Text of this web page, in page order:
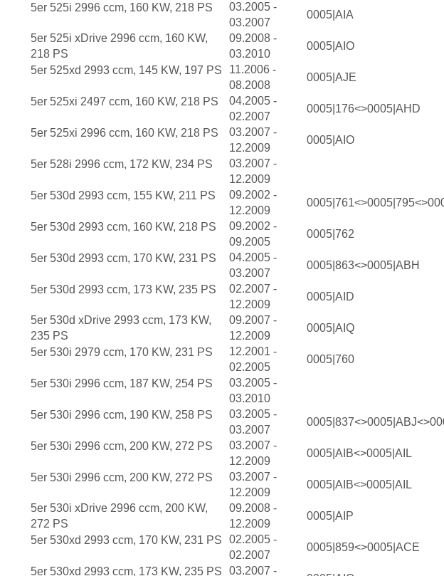
5er 525i 2996 ccm, 160 KW, 218 PS
03.2005 -
03.2007
0005|AIA
5er 525i xDrive 2996 ccm, 160 KW,
218 PS
09.2008 -
03.2010
0005|AIO
5er 525xd 2993 ccm, 145 KW, 197 PS
11.2006 -
08.2008
0005|AJE
5er 525xi 2497 ccm, 160 KW, 218 PS
04.2005 -
02.2007
0005|176<>0005|AHD
5er 525xi 2996 ccm, 160 KW, 218 PS
03.2007 -
12.2009
0005|AIO
5er 528i 2996 ccm, 172 KW, 234 PS
03.2007 -
12.2009
5er 530d 2993 ccm, 155 KW, 211 PS
09.2002 -
12.2009
5er 530d 2993 ccm, 160 KW, 218 PS
09.2002 -
09.2005
0005|762
5er 530d 2993 ccm, 170 KW, 231 PS
04.2005 -
03.2007
0005|863<>0005|ABH
5er 530d 2993 ccm, 173 KW, 235 PS
02.2007 -
12.2009
0005|AID
5er 530d xDrive 2993 ccm, 173 KW,
235 PS
09.2007 -
12.2009
0005|AIQ
5er 530i 2979 ccm, 170 KW, 231 PS
12.2001 -
02.2005
0005|760
5er 530i 2996 ccm, 187 KW, 254 PS
03.2005 -
03.2010
5er 530i 2996 ccm, 190 KW, 258 PS
03.2005 -
03.2007
5er 530i 2996 ccm, 200 KW, 272 PS
03.2007 -
12.2009
0005|AIB<>0005|AIL
5er 530i 2996 ccm, 200 KW, 272 PS
03.2007 -
12.2009
0005|AIB<>0005|AIL
5er 530i xDrive 2996 ccm, 200 KW,
272 PS
09.2008 -
12.2009
0005|AIP
5er 530xd 2993 ccm, 170 KW, 231 PS
02.2005 -
02.2007
0005|859<>0005|ACE
5er 530xd 2993 ccm, 173 KW, 235 PS 03.2007 -